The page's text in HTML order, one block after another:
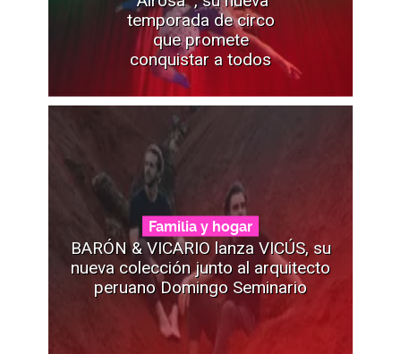
temporada de circo
que promete
conquistar a todos
Familia y hogar
BARÓN & VICARIO lanza VICÚS, su
nueva colección junto al arquitecto
peruano Domingo Seminario